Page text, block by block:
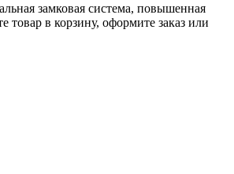
замковая система, повышенная
товар в корзину, оформите заказ или